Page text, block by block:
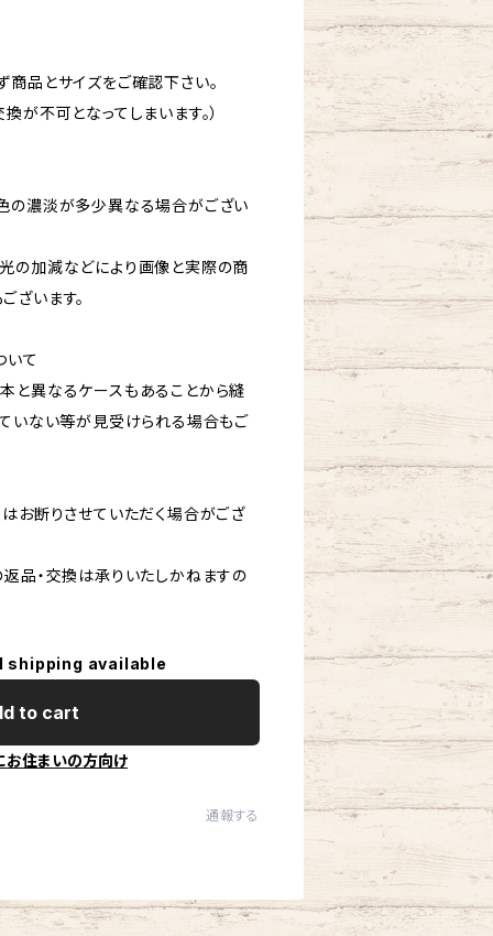
品とサイズをご確認下さい。
が不可となってしまいます。）
の濃淡が多少異なる場合がござい
の加減などにより画像と実際の商
ざいます。
いて
と異なるケースもあることから縫
いない等が見受けられる場合もご
お断りさせていただく場合がござ
品・交換は承りいたしかねますの
shipping available
to cart
お住まいの方向け
通報する